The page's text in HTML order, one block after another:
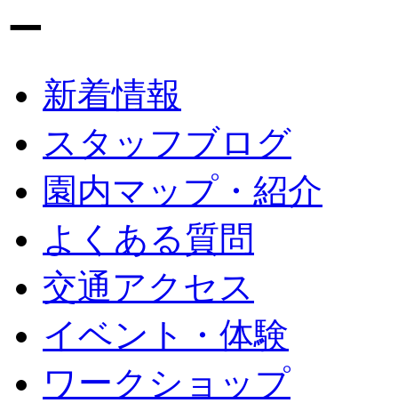
新着情報
スタッフブログ
園内マップ・紹介
よくある質問
交通アクセス
イベント・体験
ワークショップ